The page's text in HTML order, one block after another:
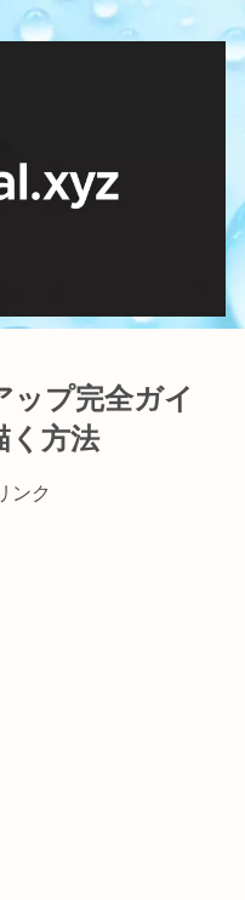
ップ完全ガイ
く方法
ンク